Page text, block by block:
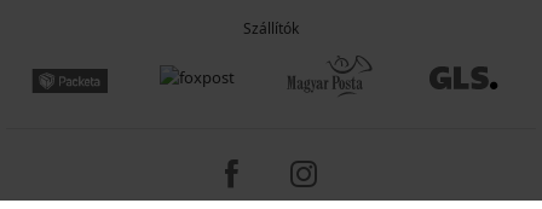
Szállítók